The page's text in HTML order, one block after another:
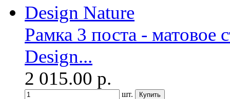
Рамка 3 поста - матовое
Design...
2 015.00 р.
шт.